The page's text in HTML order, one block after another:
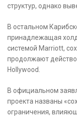
структур, однако
В остальном
принадлежащая
системой Marriott,
продолжают
Hollywood.
В официальном
проекта названы
ограничения,